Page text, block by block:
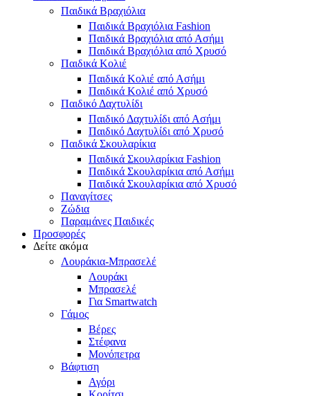
Παιδικά Βραχιόλια
Παιδικά Βραχιόλια Fashion
Παιδικά Βραχιόλια από Ασήμι
Παιδικά Βραχιόλια από Χρυσό
Παιδικά Κολιέ
Παιδικά Κολιέ από Ασήμι
Παιδικά Κολιέ από Χρυσό
Παιδικό Δαχτυλίδι
Παιδικό Δαχτυλίδι από Ασήμι
Παιδικό Δαχτυλίδι από Χρυσό
Παιδικά Σκουλαρίκια
Παιδικά Σκουλαρίκια Fashion
Παιδικά Σκουλαρίκια από Ασήμι
Παιδικά Σκουλαρίκια από Χρυσό
Παναγίτσες
Ζώδια
Παραμάνες Παιδικές
Προσφορές
Δείτε ακόμα
Λουράκια-Μπρασελέ
Λουράκι
Μπρασελέ
Για Smartwatch
Γάμος
Βέρες
Στέφανα
Μονόπετρα
Βάφτιση
Αγόρι